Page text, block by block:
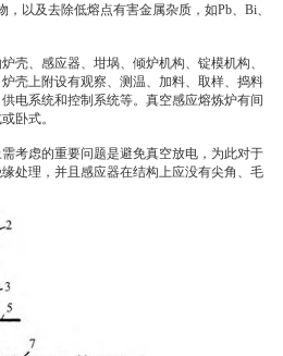
以及去除低熔点有害金属杂质，如Pb、Bi、
、感应器、坩埚、倾炉机构、锭模机构、
壳上附设有观察、测温、加料、取样、捣料
电系统和控制系统等。真空感应熔炼炉有间
卧式。
虑的重要问题是避免真空放电，为此对于
处理，并且感应器在结构上应没有尖角、毛